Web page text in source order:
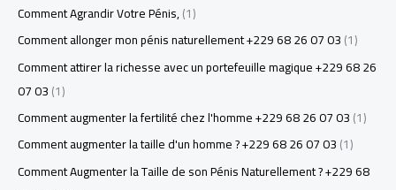
Comment Agrandir Votre Pénis,(1)
Comment allonger mon pénis naturellement +229 68 26 07 03(1)
Comment attirer la richesse avec un portefeuille magique +229 68 26
07 03(1)
Comment augmenter la fertilité chez l'homme +229 68 26 07 03(1)
Comment augmenter la taille d'un homme ? +229 68 26 07 03(1)
Comment Augmenter la Taille de son Pénis Naturellement ? +229 68